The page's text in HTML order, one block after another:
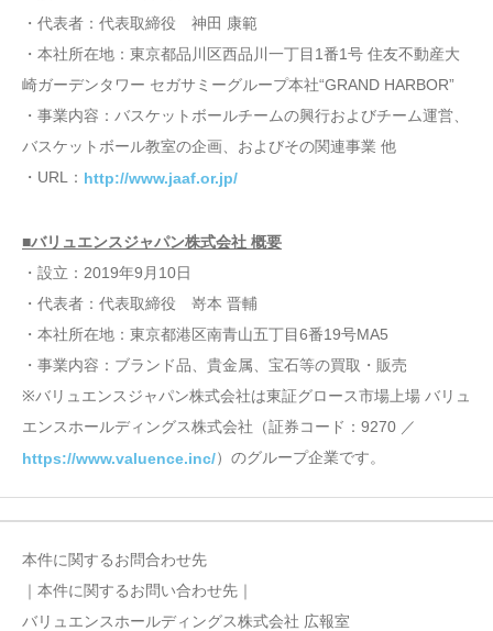
・代表者：代表取締役 神田 康範
・本社所在地：東京都品川区西品川一丁目1番1号 住友不動産大
崎ガーデンタワー セガサミーグループ本社“GRAND HARBOR”
・事業内容：バスケットボールチームの興行およびチーム運営、
バスケットボール教室の企画、およびその関連事業 他
・URL： http://www.jaaf.or.jp/
■バリュエンスジャパン株式会社 概要
・設立：2019年9月10日
・代表者：代表取締役 嵜本 晋輔
・本社所在地：東京都港区南青山五丁目6番19号MA5
・事業内容：ブランド品、貴金属、宝石等の買取・販売
※バリュエンスジャパン株式会社は東証グロース市場上場 バリュ
エンスホールディングス株式会社（証券コード：9270 ／
https://www.valuence.inc/）のグループ企業です。
本件に関するお問合わせ先
｜本件に関するお問い合わせ先｜
バリュエンスホールディングス株式会社 広報室